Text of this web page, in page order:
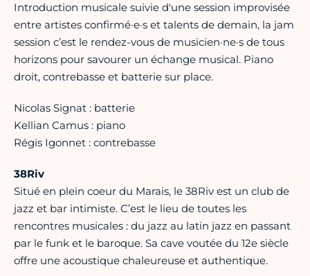
Introduction musicale suivie d'une session improvisée
entre artistes confirmé·e·s et talents de demain, la jam
session c’est le rendez-vous de musicien·ne·s de tous
horizons pour savourer un échange musical. Piano
droit, contrebasse et batterie sur place.
Nicolas Signat : batterie
Kellian Camus : piano
Régis Igonnet : contrebasse
38Riv
Situé en plein coeur du Marais, le 38Riv est un club de
jazz et bar intimiste. C’est le lieu de toutes les
rencontres musicales : du jazz au latin jazz en passant
par le funk et le baroque. Sa cave voutée du 12e siècle
offre une acoustique chaleureuse et authentique.